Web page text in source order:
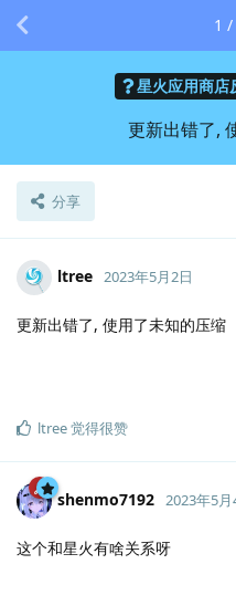
星火应用商店
更新出错了,
分享
1 /
ltree 2023年5月2日
更新出错了, 使用了未知的压缩
ltree觉得很赞
shenmo7192 2023年5月
这个和星火有啥关系呀